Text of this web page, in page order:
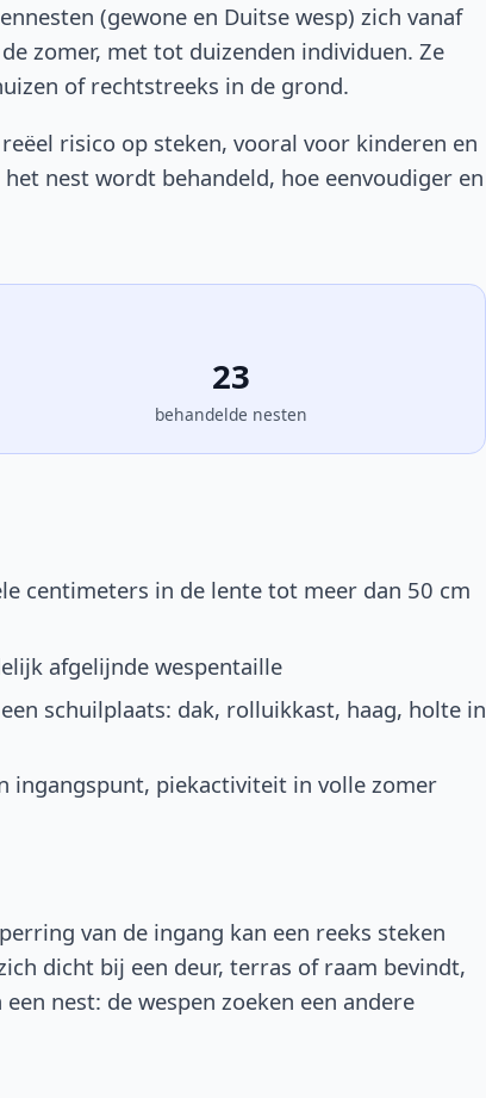
(gewone en Duitse wesp) zich vanaf
zomer, met tot duizenden individuen. Ze
of rechtstreeks in de grond.
risico op steken, vooral voor kinderen en
nest wordt behandeld, hoe eenvoudiger en
23
behandelde nesten
centimeters in de lente tot meer dan 50 cm
afgelijnde wespentaille
schuilplaats: dak, rolluikkast, haag, holte in
ingangspunt, piekactiviteit in volle zomer
van de ingang kan een reeks steken
dicht bij een deur, terras of raam bevindt,
nest: de wespen zoeken een andere